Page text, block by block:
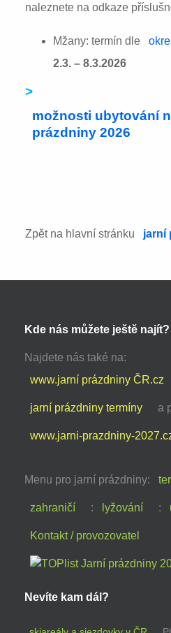
naleznete na odkaze
Mžany: termín dle
2.3. – 8.3.2026
>
možnosti ubytování
prázdniny 2026
Zpět na hlavní stránku jarní
Kde nás můžete ještě najít?
Najdete nás také na:
www.jarní prázdniny ČR.cz
jarní prázdniny termíny a
www.jarni-prazdniny-
Menu pro jarní prázdniny:
zahraničí : lyžování :
Kontakt / provozovatel
Nevíte kam dál?